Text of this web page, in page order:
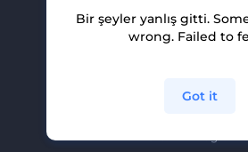
Ortaklık Programı
Bir şeyler yanlış gitti.
wrong. Failed to
Got it